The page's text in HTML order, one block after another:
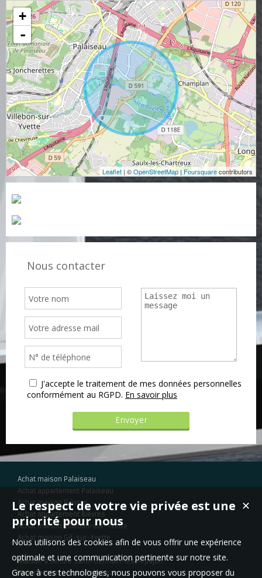
+
-
Leaflet | ©OpenStreetMap| Foursquarecontributors
Nous contacter
J'accepte le traitement de mes données personnelles
conformément au RGPD. En savoir plus
Achat maison Palaiseau
Achat appartement Palaiseau
Achat maison Bièvres
Achat appartement Bièvres
Achat maison Villebon-sur-Yvette
Achat maison Gif-sur-Yvette
Maison à vendre Saint-Germain-lès-Arpajon
Appartement à louer Palaiseau
✕
Le respect de votre vie privée est une
priorité pour nous
Nous utilisons des cookies afin de vous offrir une expérience
optimale et une communication pertinente sur notre site.
Grace à ces technologies, nous pouvons vous proposer du